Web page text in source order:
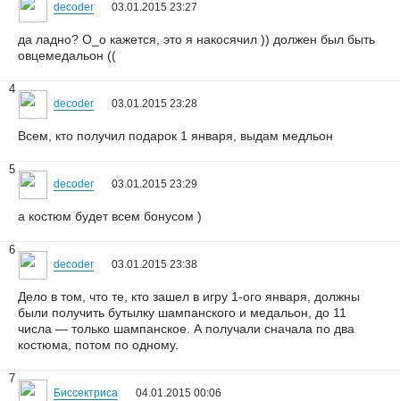
decoder 03.01.2015 23:27
да ладно? О_о кажется, это я накосячил )) должен был быть
овцемедальон ((
4
decoder 03.01.2015 23:28
Всем, кто получил подарок 1 января, выдам медльон
5
decoder 03.01.2015 23:29
а костюм будет всем бонусом )
6
decoder 03.01.2015 23:38
Дело в том, что те, кто зашел в игру 1-ого января, должны
были получить бутылку шампанского и медальон, до 11
числа — только шампанское. А получали сначала по два
костюма, потом по одному.
7
Биссектриса 04.01.2015 00:06